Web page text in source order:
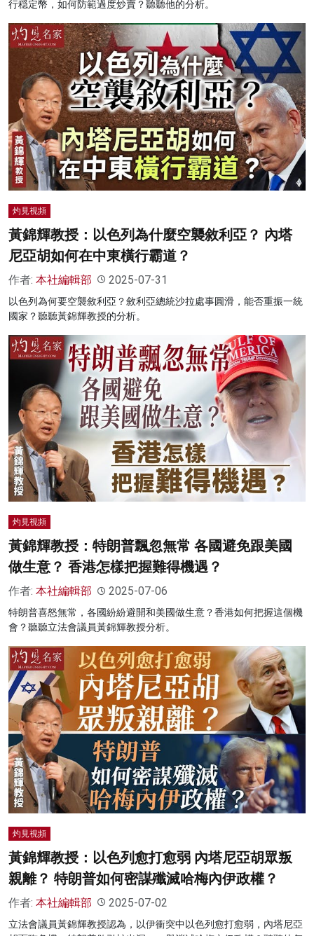
行穏定幣，如何防範過度炒賣？聽聽他的分析。
灼見視頻
黃錦輝教授：以色列為什麼空襲敘利亞？ 內塔
尼亞胡如何在中東橫行霸道？
作者: 本社編輯部 2025-07-31
以色列為何要空襲敘利亞？敘利亞總統沙拉處事圓滑，能否重振一統
國家？聽聽黃錦輝教授的分析。
灼見視頻
黃錦輝教授：特朗普飄忽無常 各國避免跟美國
做生意？ 香港怎樣把握難得機遇？
作者: 本社編輯部 2025-07-06
特朗普喜怒無常，各國紛紛避開和美國做生意？香港如何把握這個機
會？聽聽立法會議員黃錦輝教授分析。
灼見視頻
黃錦輝教授：以色列愈打愈弱 內塔尼亞胡眾叛
親離？ 特朗普如何密謀殲滅哈梅內伊政權？
作者: 本社編輯部 2025-07-02
立法會議員黃錦輝教授認為，以伊衝突中以色列愈打愈弱，內塔尼亞